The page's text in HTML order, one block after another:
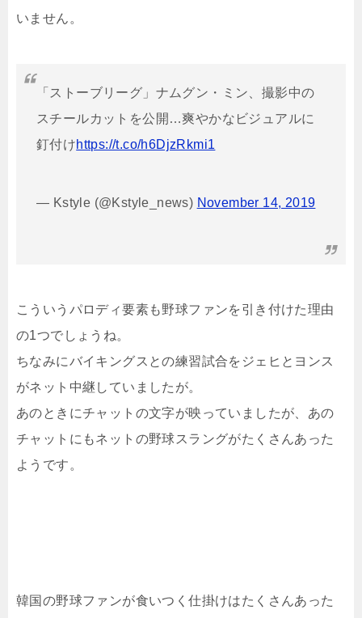
いません。
「ストーブリーグ」ナムグン・ミン、撮影中の
スチールカットを公開…爽やかなビジュアルに
釘付けhttps://t.co/h6DjzRkmi1
— Kstyle (@Kstyle_news) November 14, 2019
こういうパロディ要素も野球ファンを引き付けた理由
の1つでしょうね。
ちなみにバイキングスとの練習試合をジェヒとヨンス
がネット中継していましたが。
あのときにチャットの文字が映っていましたが、あの
チャットにもネットの野球スラングがたくさんあった
ようです。
韓国の野球ファンが食いつく仕掛けはたくさんあった